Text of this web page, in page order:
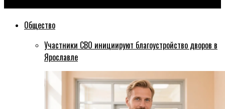
Общество
Участники СВО инициируют благоустройство дворов в
Ярославле